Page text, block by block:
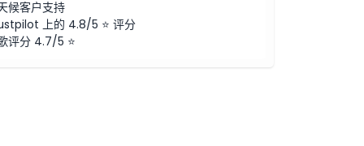
候客户支持
上的 4.8/5 ⭐ 评分
评分 4.7/5 ⭐